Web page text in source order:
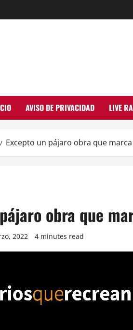
AVISO DE PRIVACIDAD LIVE
Excepto un pájaro obra que
obra que
2022 4 minutes read